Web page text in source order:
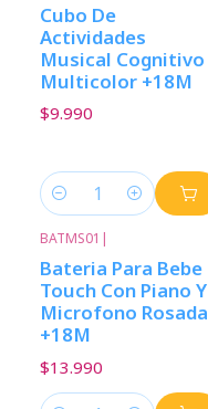
Cubo De
Actividades
Musical Cognitivo
Multicolor +18M
$9.990
Cantidad
BATMS01 |
Bateria Para Bebe
Touch Con Piano Y
Microfono Rosada
+18M
$13.990